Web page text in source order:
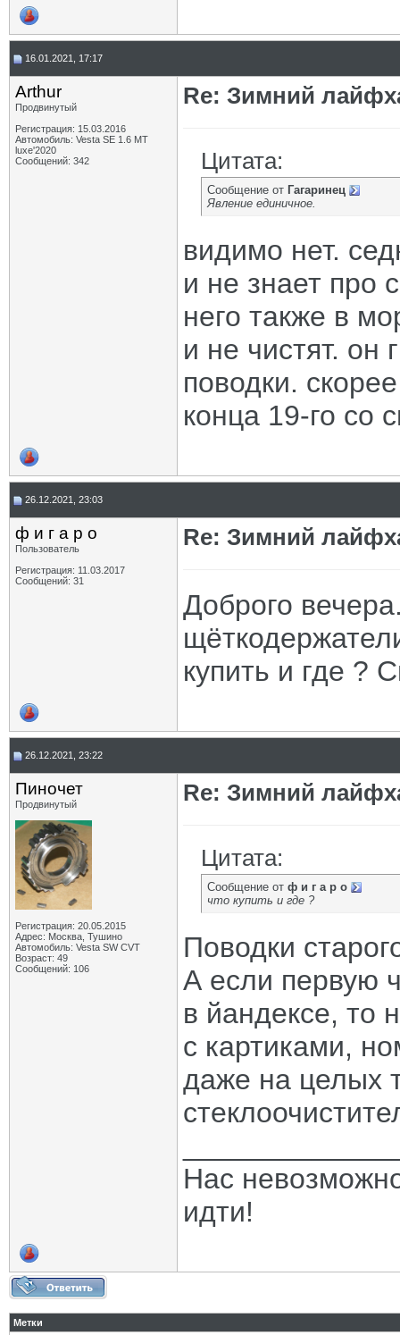
16.01.2021, 17:17
Arthur
Продвинутый
Регистрация: 15.03.2016
Автомобиль: Vesta SE 1.6 MT
luxe'2020
Сообщений: 342
Re: Зимний
Цитата:
Сообщение от Гагаринец
Явление единичное.
видимо нет.
и не знает про
него также в
и не чистят. он
поводки.
конца 19-го со
26.12.2021, 23:03
ф и г а р о
Пользователь
Регистрация: 11.03.2017
Сообщений: 31
Re: Зимний
Доброго
купить и где ?
26.12.2021, 23:22
Пиночет
Продвинутый
Регистрация: 20.05.2015
Адрес: Москва, Тушино
Автомобиль: Vesta SW CVT
Возраст: 49
Сообщений: 106
Re: Зимний
Цитата:
Сообщение от ф и г а р о
что купить и где ?
Поводки
А если первую
в йандексе, то
с картиками,
даже на целых
Нас
идти!
Метки